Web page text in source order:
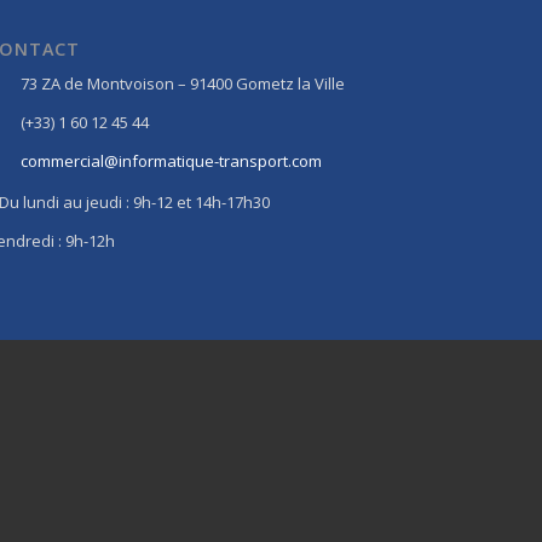
73 ZA de Montvoison – 91400 Gometz la Ville
(+33) 1 60 12 45 44
commercial@informatique-transport.com
Du lundi au jeudi : 9h-12 et 14h-17h30
: 9h-12h